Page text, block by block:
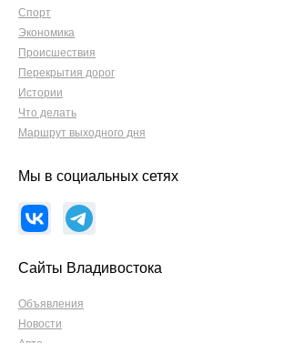
Спорт
Экономика
Происшествия
Перекрытия дорог
Истории
Что делать
Маршрут выходного дня
Мы в социальных сетях
Сайты Владивостока
Объявления
Новости